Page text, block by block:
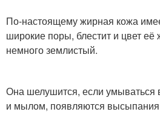
Маска от жирной кожи
Питательные маски
По-настоящему жирная кожа
широкие поры, блестит и цвет
немного землистый.
Она шелушится, если умываться
и мылом, появляются